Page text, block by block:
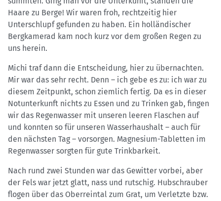
Haare zu Berge! Wir waren froh, rechtzeitig hier
Unterschlupf gefunden zu haben. Ein holländischer
Bergkamerad kam noch kurz vor dem großen Regen zu
uns herein.
Michi traf dann die Entscheidung, hier zu übernachten.
Mir war das sehr recht. Denn – ich gebe es zu: ich war zu
diesem Zeitpunkt, schon ziemlich fertig. Da es in dieser
Notunterkunft nichts zu Essen und zu Trinken gab, fingen
wir das Regenwasser mit unseren leeren Flaschen auf
und konnten so für unseren Wasserhaushalt – auch für
den nächsten Tag – vorsorgen. Magnesium-Tabletten im
Regenwasser sorgten für gute Trinkbarkeit.
Nach rund zwei Stunden war das Gewitter vorbei, aber
der Fels war jetzt glatt, nass und rutschig. Hubschrauber
flogen über das Oberreintal zum Grat, um Verletzte bzw.